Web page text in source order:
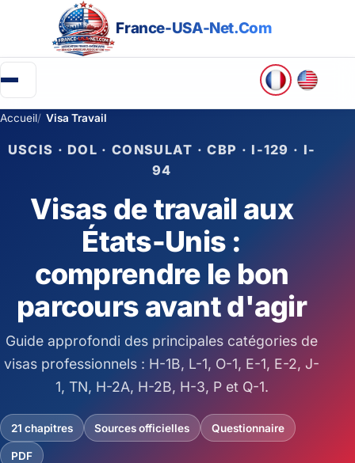
France-USA-Net.Com
Green Card
Entreprendre aux USA
Créer une association (501c)
Credit Score aux USA
Accueil Visa Travail
USCIS · DOL · CONSULAT · CBP · I-129 · I-
94
Visas de travail aux
États-Unis :
comprendre le bon
parcours avant d'agir
Guide approfondi des principales catégories de
visas professionnels : H-1B, L-1, O-1, E-1, E-2, J-
1, TN, H-2A, H-2B, H-3, P et Q-1.
21 chapitres Sources officielles Questionnaire
PDF